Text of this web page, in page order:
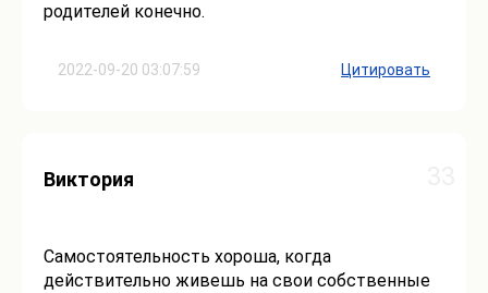
2022-09-20 03:07:59
родителей конечно.
Цитировать
Виктория
Самостоятельность хороша, когда
действительно живешь на свои собственные